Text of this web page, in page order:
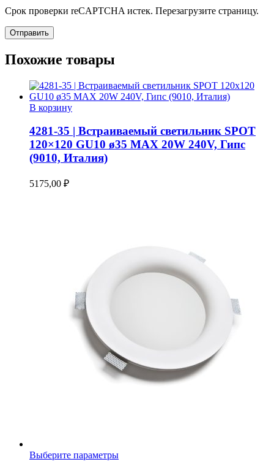
Срок проверки reCAPTCHA истек. Перезагрузите страницу.
Похожие товары
В корзину
4281-35 | Встраиваемый светильник SPOT
120×120 GU10 ø35 MAX 20W 240V, Гипс
(9010, Италия)
5175,00 ₽
Выберите параметрыЭтот